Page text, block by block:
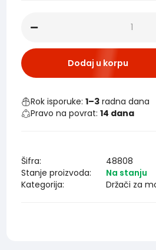
Dodaj u korpu
Rok isporuke:1–3 radna dana
Pravo na povrat:14 dana
Šifra:
48808
Stanje proizvoda:
Na stanju
Kategorija:
Držači za